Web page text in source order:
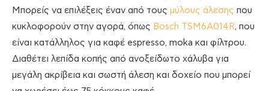
Μπορείς να επιλέξεις έναν από τους μύλους άλεσης που
κυκλοφορούν στην αγορά, όπως Bosch TSM6A014R, που
είναι κατάλληλος για καφέ espresso, moka και φίλτρου.
Διαθέτει λεπίδα κοπής από ανοξείδωτο χάλυβα για
μεγάλη ακρίβεια και σωστή άλεση και δοχείο που μπορεί